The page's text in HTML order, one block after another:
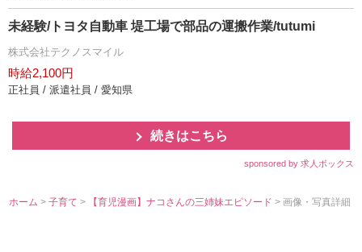
未経験/トヨタ自動車 堤工場で部品の運搬作業/tutumi
株式会社テクノスマイル
時給2,100円
正社員 / 派遣社員 / 愛知県
続きはこちら
sponsored by 求人ボックス
ホーム >子育て> 【育児漫画】ナコさんの三姉妹エピソード> 画像・写真詳細